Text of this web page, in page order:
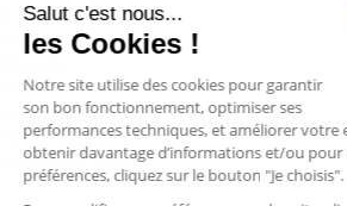
Salut c'est nous...
les Cookies !
Notre site utilise des cookies pour garantir
son bon fonctionnement, optimiser ses
performances techniques, et améliorer votre
obtenir davantage d’informations et/ou
préférences, cliquez sur le bouton "Je choisis".
Nos agences
Blog
Podcast Ressources
Nos engagements
Visions d'avenir
Contactez-nous